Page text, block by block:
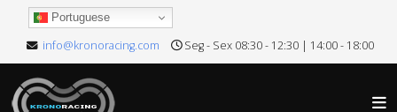
Portuguese
info@kronoracing.com Seg - Sex 08:30 - 12:30 | 14:00 - 18:00